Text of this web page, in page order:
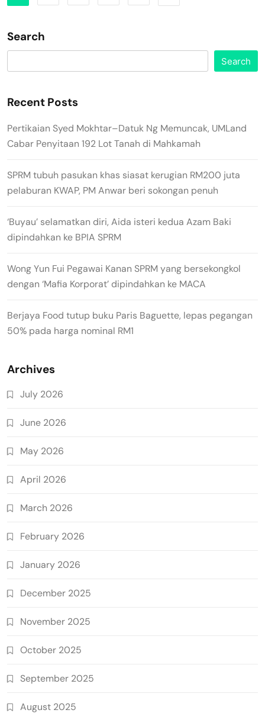
Search
Search
Recent Posts
Pertikaian Syed Mokhtar–Datuk Ng Memuncak, UMLand
Cabar Penyitaan 192 Lot Tanah di Mahkamah
SPRM tubuh pasukan khas siasat kerugian RM200 juta
pelaburan KWAP, PM Anwar beri sokongan penuh
‘Buyau’ selamatkan diri, Aida isteri kedua Azam Baki
dipindahkan ke BPIA SPRM
Wong Yun Fui Pegawai Kanan SPRM yang bersekongkol
dengan ‘Mafia Korporat’ dipindahkan ke MACA
Berjaya Food tutup buku Paris Baguette, lepas pegangan
50% pada harga nominal RM1
Archives
July 2026
June 2026
May 2026
April 2026
March 2026
February 2026
January 2026
December 2025
November 2025
October 2025
September 2025
August 2025